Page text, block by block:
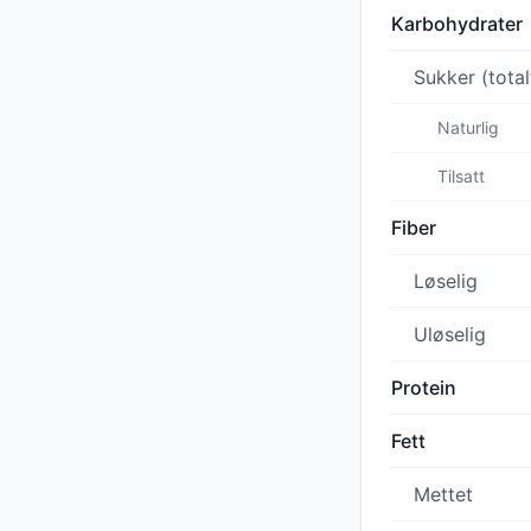
Karbohydrater
Sukker
Naturlig
Tilsatt
Fiber
Løselig
Uløselig
Protein
Fett
Mettet